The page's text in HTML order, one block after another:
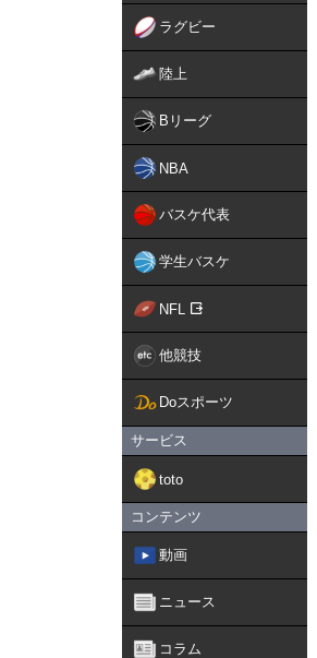
ラグビー
陸上
Bリーグ
NBA
バスケ代表
学生バスケ
NFL
他競技
Doスポーツ
サービス
toto
コンテンツ
動画
ニュース
コラム